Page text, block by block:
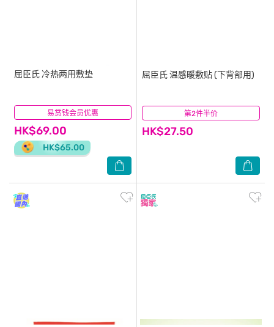
易赏钱会员优惠
屈臣氏 冷热两用敷垫
HK$69.00
HK$65.00
(1) 第2件半价
屈臣氏温感暖敷贴 (下背部用)
HK$27.50
(1)